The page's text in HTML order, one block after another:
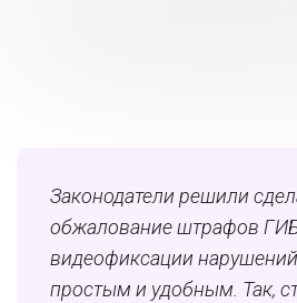
Законодатели решили
обжалование штрафов
видеофиксации
простым и удобным. Так,